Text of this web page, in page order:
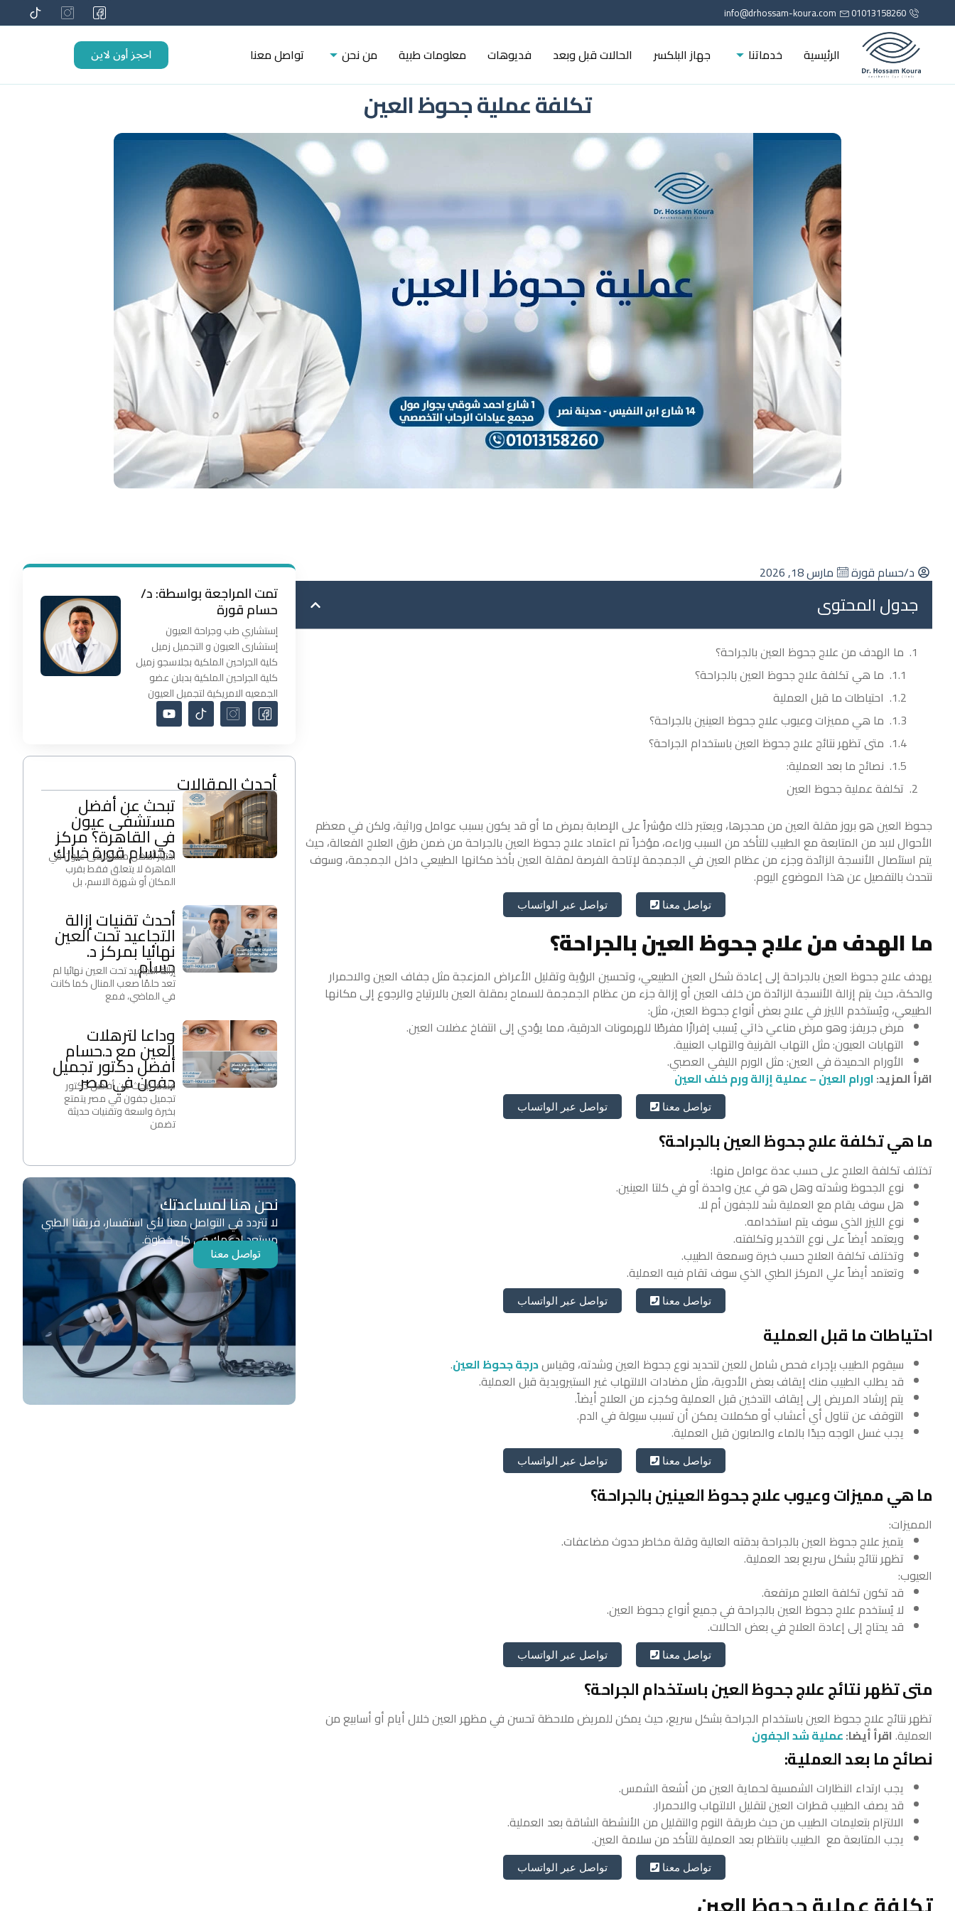
01013158260
info@drhossam-koura.com
الرئيسية خدماتنا جهاز البلكسر الحالات قبل وبعد فديوهات معلومات طبية من نحن تواصل معنا احجز أون لاين
تكلفة عملية جحوظ العين
د/حسام قورة مارس 18, 2026
جدول المحتوى
ما الهدف من علاج جحوظ العين بالجراحة؟
ما هي تكلفة علاج جحوظ العين بالجراحة؟
احتياطات ما قبل العملية
ما هي مميزات وعيوب علاج جحوظ العينين بالجراحة؟
متى تظهر نتائج علاج جحوظ العين باستخدام الجراحة؟
نصائح ما بعد العملية:
تكلفة عملية جحوظ العين
جحوظ العين هو بروز مقلة العين من محجرها، ويعتبر ذلك مؤشراً على الإصابة بمرض ما أو قد يكون بسبب عوامل وراثية، ولكن في معظم
الأحوال لابد من المتابعة مع الطبيب للتأكد من السبب وراءه، مؤخراً تم اعتماد علاج جحوظ العين بالجراحةمن ضمن طرق العلاج الفعالة، حيث
يتم استئصال الأنسجة الزائدة وجزء من عظام العين في الجمجمة لإتاحة الفرصة لمقلة العين بأخذ مكانها الطبيعي داخل الجمجمة، وسوف
نتحدث بالتفصيل عن هذا الموضوع اليوم.
تواصل معنا تواصل عبر الواتساب
ما الهدف من علاج جحوظ العين بالجراحة؟
يهدف علاج جحوظ العين بالجراحة إلى إعادة شكل العين الطبيعي، وتحسين الرؤية وتقليل الأعراض المزعجة مثل جفاف العين والاحمرار
والحكة، حيث يتم إزالة الأنسجة الزائدة من خلف العين أو إزالة جزء من عظام الجمجمة للسماح بمقلة العين بالارتياح والرجوع إلى مكانها
الطبيعي، ويُستخدم الليزر في علاج بعض أنواع جحوظ العين، مثل:
مرض جريفز: وهو مرض مناعي ذاتي يُسبب إفرازًا مفرطًا للهرمونات الدرقية، مما يؤدي إلى انتفاخ عضلات العين.
التهابات العيون: مثل التهاب القرنية والتهاب العنبية.
الأورام الحميدة في العين: مثل الورم الليفي العصبي.
اقرأ المزيد:اورام العين – عملية إزالة ورم خلف العين
تواصل معنا تواصل عبر الواتساب
ما هي تكلفة علاج جحوظ العين بالجراحة؟
تختلف تكلفة العلاج على حسب عدة عوامل منها:
نوع الجحوظ وشدته وهل هو في عين واحدة أو في كلتا العينين.
هل سوف يقام مع العملية شد للجفون أم لا.
نوع الليزر الذي سوف يتم استخدامه.
ويعتمد أيضاً على نوع التخدير وتكلفته.
وتختلف تكلفة العلاج حسب خبرة وسمعة الطبيب.
وتعتمد أيضاً علي المركز الطبي الذي سوف تقام فيه العملية.
تواصل معنا تواصل عبر الواتساب
احتياطات ما قبل العملية
سيقوم الطبيب بإجراء فحص شامل للعين لتحديد نوع جحوظ العين وشدته، وقياسدرجة جحوظ العين.
قد يطلب الطبيب منك إيقاف بعض الأدوية، مثل مضادات الالتهاب غير الستيرويدية قبل العملية.
يتم إرشاد المريض إلى إيقاف التدخين قبل العملية وكجزء من العلاج أيضاً.
التوقف عن تناول أي أعشاب أو مكملات يمكن أن تسبب سيولة في الدم.
يجب غسل الوجه جيدًا بالماء والصابون قبل العملية.
تواصل معنا تواصل عبر الواتساب
ما هي مميزات وعيوب علاج جحوظ العينين بالجراحة؟
المميزات:
يتميز علاج جحوظ العين بالجراحة بدقته العالية وقلة مخاطر حدوث مضاعفات.
تظهر نتائج بشكل سريع بعد العملية.
العيوب:
قد تكون تكلفة العلاج مرتفعة.
لا يُستخدم علاج جحوظ العين بالجراحة في جميع أنواع جحوظ العين.
قد يحتاج إلى إعادة العلاج في بعض الحالات.
تواصل معنا تواصل عبر الواتساب
متى تظهر نتائج علاج جحوظ العين باستخدام الجراحة؟
تظهر نتائج علاج جحوظ العين باستخدام الجراحة بشكل سريع، حيث يمكن للمريض ملاحظة تحسن في مظهر العين خلال أيام أو أسابيع من
العملية. اقرأ أيضا:عملية شد الجفون
نصائح ما بعد العملية:
يجب ارتداء النظارات الشمسية لحماية العين من أشعة الشمس.
قد يصف الطبيب قطرات العين لتقليل الالتهاب والاحمرار.
الالتزام بتعليمات الطبيب من حيث طريقة النوم والتقليل من الأنشطة الشاقة بعد العملية.
يجب المتابعة مع الطبيب بانتظام بعد العملية للتأكد من سلامة العين.
تواصل معنا تواصل عبر الواتساب
تمت المراجعة بواسطة: د/
حسام قورة
إستشاري طب وجراحة العيون
إستشارى العيون و التجميل زميل
كلية الجراحين الملكية بجلاسجو زميل
كلية الجراحين الملكية بدبلن عضو
الجمعيه الامريكية لتجميل العيون
أحدث المقالات
تبحث عن أفضل
مستشفى عيون
في القاهرة؟ مركز
د.حسام قورة خيارك
اختيار أفضل مستشفى عيون في
القاهرة لا يتعلق فقط بقرب
المكان أو شهرة الاسم، بل
أحدث تقنيات إزالة
التجاعيد تحت العين
نهائيا بمركز د.
حسام
إزالة التجاعيد تحت العين نهائيا لم
تعد حلمًا صعب المنال كما كانت
في الماضي، فمع
وداعا لترهلات
العين مع د.حسام
أفضل دكتور تجميل
جفون في مصر
عندما تبحث عن أفضل دكتور
تجميل جفون في مصر يتمتع
بخبرة واسعة وتقنيات حديثة
تضمن
نحن هنا لمساعدتك
لا تتردد في التواصل معنا لأي استفسار، فريقنا الطبي
مستعد لدعمك في كل خطوة.
تواصل معنا